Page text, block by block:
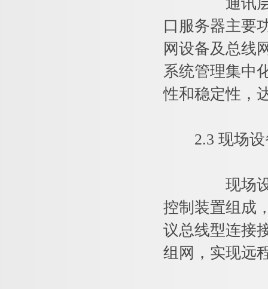
口服务器主要
网设备及总线
系统管理集中
性和稳定性，
2.3 现场设
现场设备层
控制装置组成
议总线型连接
组网，实现远